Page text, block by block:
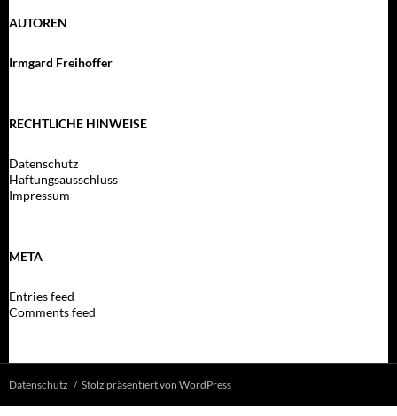
AUTOREN
Irmgard Freihoffer
RECHTLICHE HINWEISE
Datenschutz
Haftungsausschluss
Impressum
META
Entries feed
Comments feed
Datenschutz Stolz präsentiert von WordPress